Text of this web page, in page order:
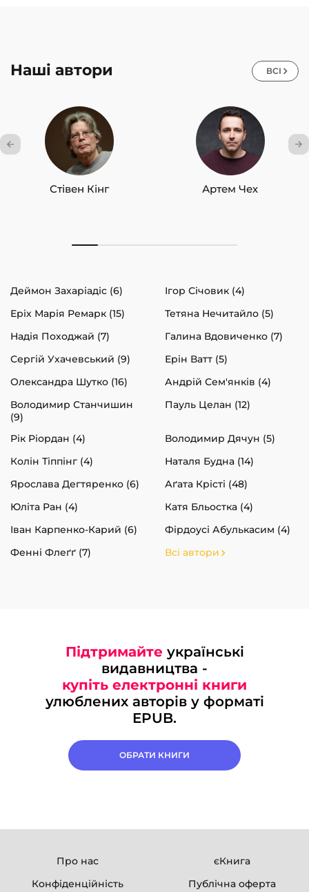
Наші автори ВСІ
Стівен Кінг Артем Чех
Деймон Захаріадіс (6)
Ігор Січовик (4)
Еріх Марія Ремарк (15)
Тетяна Нечитайло (5)
Надія Походжай (7)
Галина Вдовиченко (7)
Сергій Ухачевський (9)
Ерін Ватт (5)
Олександра Шутко (16)
Андрій Сем'янків (4)
Володимир Станчишин
(9)
Пауль Целан (12)
Рік Ріордан (4)
Володимир Дячун (5)
Колін Тіппінг (4)
Наталя Будна (14)
Ярослава Дегтяренко (6)
Аґата Крісті (48)
Юліта Ран (4)
Катя Бльостка (4)
Іван Карпенко-Карий (6)
Фірдоусі Абулькасим (4)
Фенні Флеґґ (7)
Всі автори
Підтримайте українські
видавництва -
купіть електронні книги
улюблених авторів у форматі
EPUB.
ОБРАТИ КНИГИ
Про нас
єКнига
Конфіденційність
Публічна оферта